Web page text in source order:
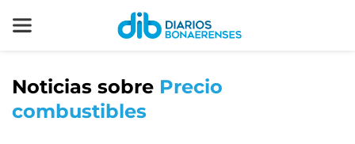
Noticias sobre Precio
combustibles